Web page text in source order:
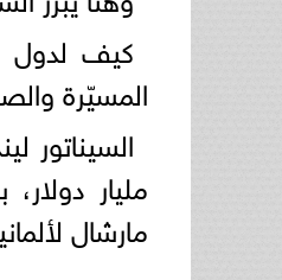
كيف لدول
المسيّرة
مليار
مارشال